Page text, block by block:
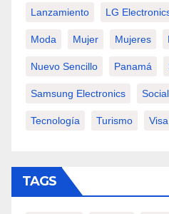
Lanzamiento LG
Moda Mujer Mujeres
Nuevo Sencillo Panamá
Samsung Electronics
Tecnología Turismo Visa
TAGS